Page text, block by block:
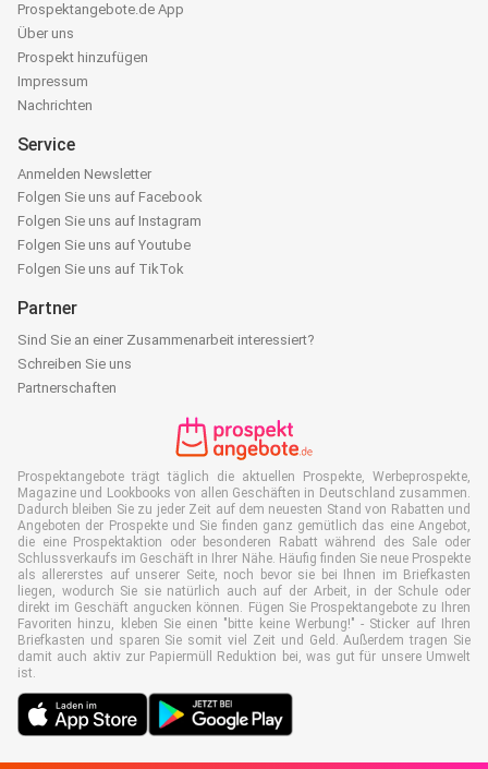
Prospektangebote.de App
Über uns
Prospekt hinzufügen
Impressum
Nachrichten
Service
Anmelden Newsletter
Folgen Sie uns auf Facebook
Folgen Sie uns auf Instagram
Folgen Sie uns auf Youtube
Folgen Sie uns auf TikTok
Partner
Sind Sie an einer Zusammenarbeit interessiert?
Schreiben Sie uns
Partnerschaften
Prospektangebote trägt täglich die aktuellen Prospekte, Werbeprospekte,
Magazine und Lookbooks von allen Geschäften in Deutschland zusammen.
Dadurch bleiben Sie zu jeder Zeit auf dem neuesten Stand von Rabatten und
Angeboten der Prospekte und Sie finden ganz gemütlich das eine Angebot,
die eine Prospektaktion oder besonderen Rabatt während des Sale oder
Schlussverkaufs im Geschäft in Ihrer Nähe. Häufig finden Sie neue Prospekte
als allererstes auf unserer Seite, noch bevor sie bei Ihnen im Briefkasten
liegen, wodurch Sie sie natürlich auch auf der Arbeit, in der Schule oder
direkt im Geschäft angucken können. Fügen Sie Prospektangebote zu Ihren
Favoriten hinzu, kleben Sie einen "bitte keine Werbung!" - Sticker auf Ihren
Briefkasten und sparen Sie somit viel Zeit und Geld. Außerdem tragen Sie
damit auch aktiv zur Papiermüll Reduktion bei, was gut für unsere Umwelt
ist.